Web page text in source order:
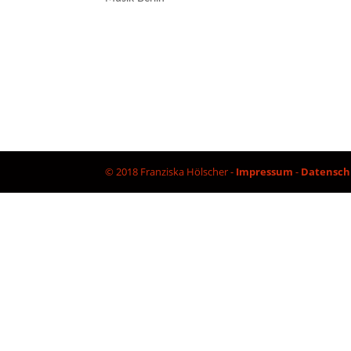
© 2018 Franziska Hölscher - Impressum -